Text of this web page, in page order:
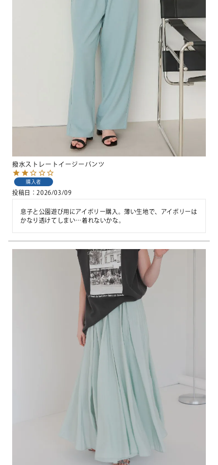
撥水ストレートイージーパンツ
購入者
投稿日 2026/03/09
息子と公園遊び用にアイボリー購入。薄い生地で、アイボリーは
かなり透けてしまい…着れないかな。